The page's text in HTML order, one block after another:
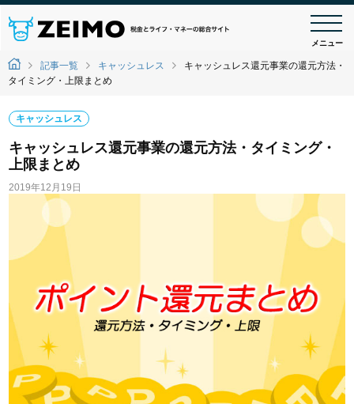
メニュー
記事一覧 キャッシュレス
キャッシュレス還元事業の還元方法・
タイミング・上限まとめ
キャッシュレス
キャッシュレス還元事業の還元方法・タイミング・
上限まとめ
2019年12月19日